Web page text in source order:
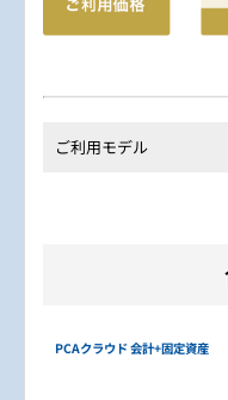
ご利用モデル
PCAクラウド